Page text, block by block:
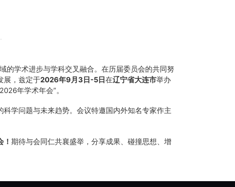
的学术进步与学科交叉融合。在历届委员会的共同努
展，兹定于2026年9月3 日 -5 日在辽宁省大连市举办
年学术年会”。
学问题与未来趋势。会议特邀国内外知名专家作主
！期待与会同仁共襄盛举，分享成果、碰撞思想、增